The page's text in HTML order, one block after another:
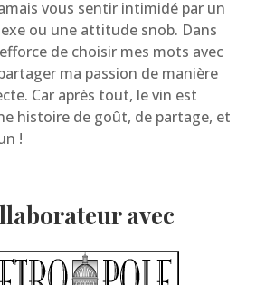
vous sentir intimidé par un
ou une attitude snob. Dans
de choisir mes mots avec
ma passion de manière
Car après tout, le vin est
histoire de goût, de partage, et
!
avec